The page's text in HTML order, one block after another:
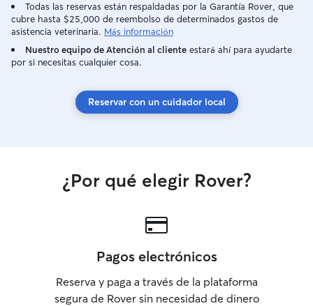
Todas las reservas están respaldadas por la Garantía Rover, que
cubre hasta $25,000 de reembolso de determinados gastos de
asistencia veterinaria. Más información
Nuestro equipo de Atención al cliente estará ahí para ayudarte
por si necesitas cualquier cosa.
Reservar con un cuidador local
¿Por qué elegir Rover?
Pagos electrónicos
Reserva y paga a través de la plataforma
segura de Rover sin necesidad de dinero